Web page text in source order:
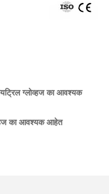
ग्लोव्हज का आवश्यक
का आवश्यक आहेत